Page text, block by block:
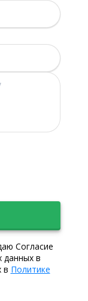
Согласие
данных в
в Политике